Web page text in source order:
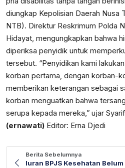
diungkap Kepolisian Daerah Nusa
NTB). Direktur Reskrimum Polda
Hidayat, mengungkapkan bahwa
diperiksa penyidik untuk
tersebut. “Penyidikan kami
korban pertama, dengan korban-
memberikan keterangan sebagai
korban menguatkan bahwa
serupa kepada mereka,” ujar
(ernawati) Editor: Erna Djedi
Berita Sebelumnya
Iuran BPJS Kesehatan